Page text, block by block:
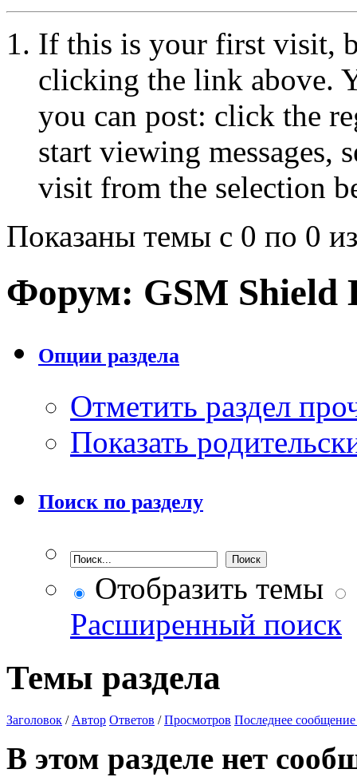
If this is your first visit,
clicking the link above.
you can post: click the
start viewing messages,
visit from the selection
Показаны темы с 0 по 0
Форум: GSM Shield
Опции раздела
Отметить раздел
Показать
Поиск по разделу
Отобразить темы
Расширенный поиск
Темы раздела
Заголовок / Автор Ответов /Просмотров Последнее сообщение
В этом разделе нет